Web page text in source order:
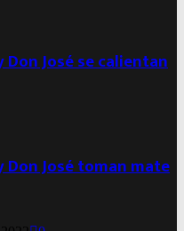
Don José se calientan
Don José toman mate